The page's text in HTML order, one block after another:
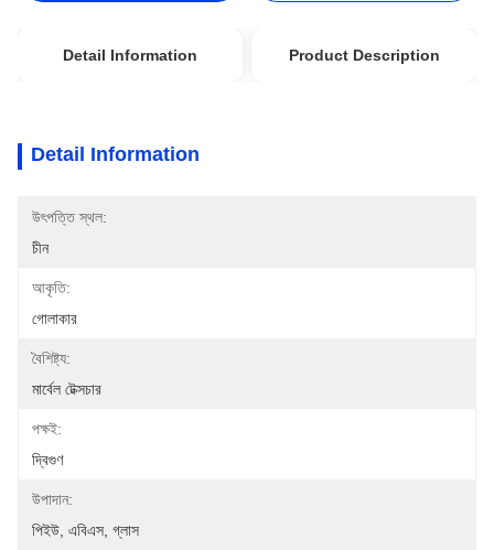
Detail Information Product Description
Detail Information
উৎপত্তি স্থল:
চীন
আকৃতি:
গোলাকার
বৈশিষ্ট্য:
মার্বেল টেক্সচার
পক্ষই:
দ্বিগুণ
উপাদান:
পিইউ, এবিএস, গ্লাস